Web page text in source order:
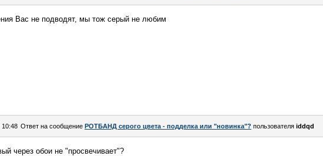
Вас не подводят, мы тож серый не любим
10:48 Ответ на сообщение РОТБАНД серого цвета - подделка или "новинка"? пользователя iddqd
через обои не "просвечивает"?